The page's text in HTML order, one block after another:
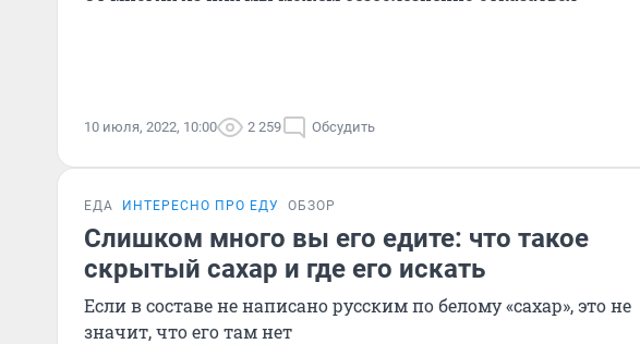
10 июля, 2022, 10:00 2 259 Обсудить
ЕДА ИНТЕРЕСНО ПРО ЕДУ ОБЗОР
Слишком много вы его едите: что такое
скрытый сахар и где его искать
Если в составе не написано русским по белому «сахар», это не
значит, что его там нет